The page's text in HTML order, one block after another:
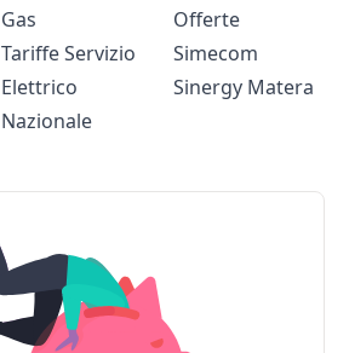
Gas
Tariffe Servizio
Elettrico
Nazionale
Offerte
Simecom
Sinergy Matera